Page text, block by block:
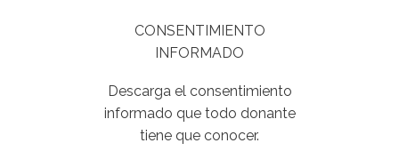
CONSENTIMIENTO
INFORMADO
Descarga el consentimiento
informado que todo donante
tiene que conocer.